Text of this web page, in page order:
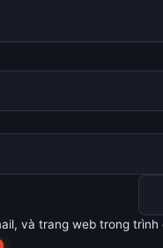
và trang web trong